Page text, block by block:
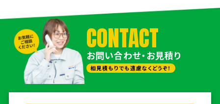
CONTACT
お問い合わせ・お見積り
相見積もりでも遠慮なくどうぞ！